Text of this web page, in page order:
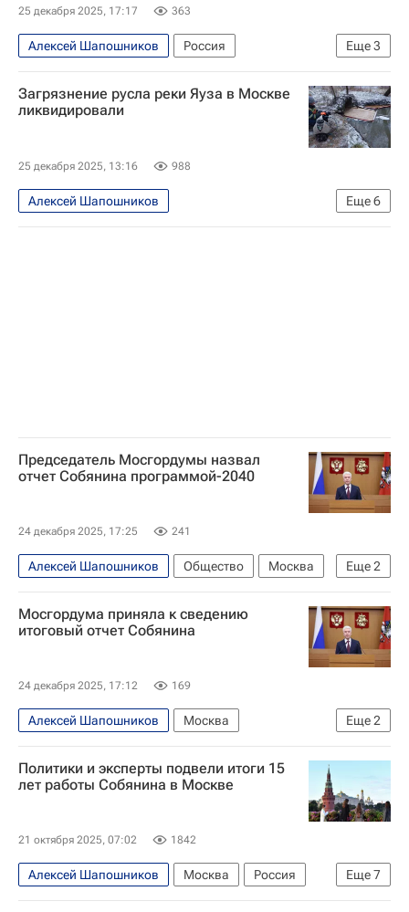
25 декабря 2025, 17:17 363
Еще3
Алексей Шапошников
Россия
Вера Алентова
Московская городская дума
Умерла Вера Алентова
Загрязнение русла реки Яуза в Москве
ликвидировали
25 декабря 2025, 13:16 988
Еще6
Алексей Шапошников
Москва Сегодня: мегаполис для жизни
Председатель Мосгордумы назвал
отчет Собянина программой-2040
24 декабря 2025, 17:25 241
Еще2
Алексей Шапошников Общество
Москва
Сергей Собянин
Московская городская дума
Мосгордума приняла к сведению
итоговый отчет Собянина
24 декабря 2025, 17:12 169
Еще2
Алексей Шапошников
Москва
Сергей Собянин
Московская городская дума
Политики и эксперты подвели итоги 15
лет работы Собянина в Москве
21 октября 2025, 07:02 1842
Еще7
Алексей Шапошников Москва
Россия
Санкт-Петербург
Сергей Собянин